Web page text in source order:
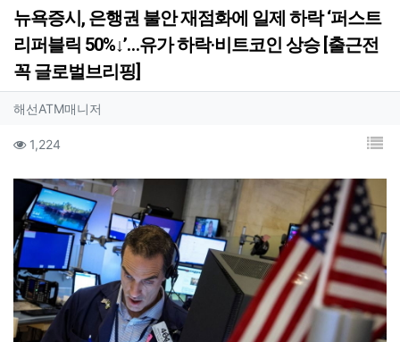
뉴욕증시, 은행권 불안 재점화에 일제 하락 ‘퍼스트
리퍼블릭 50%↓’…유가 하락·비트코인 상승 [출근전
꼭 글로벌브리핑]
작성자 정보
해선ATM매니저
컨텐츠 정보
1,224 목
본문